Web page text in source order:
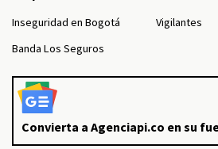
Inseguridad en Bogotá Vigilantes
Banda Los Seguros
Convierta a Agenciapi.co en su